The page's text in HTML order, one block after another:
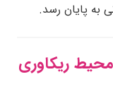
به پایان رسد.
ریکاوری